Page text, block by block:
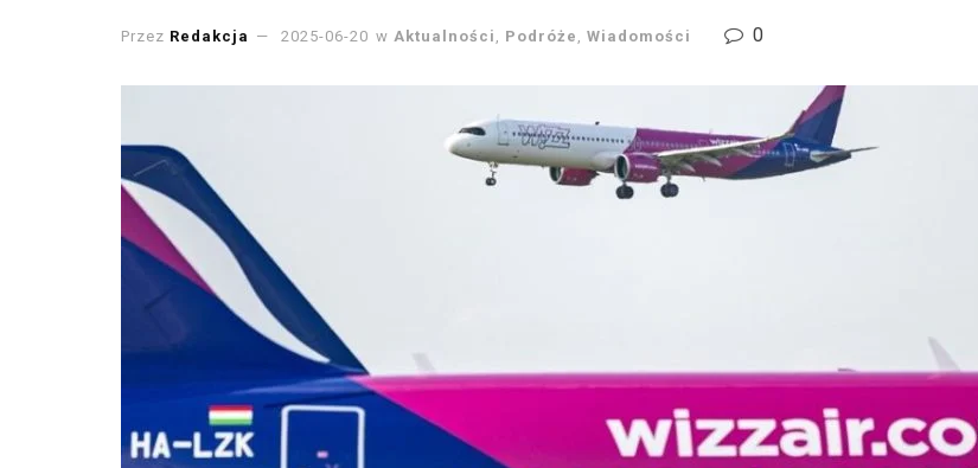
Przez Redakcja 2025-06-20 w Aktualności , Podróże , Wiadomości 0